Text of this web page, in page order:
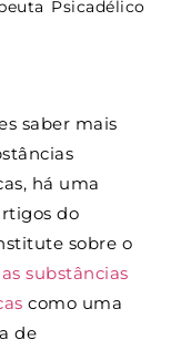
Psicadélico
saber mais
há uma
do
sobre o
substâncias
como uma
de